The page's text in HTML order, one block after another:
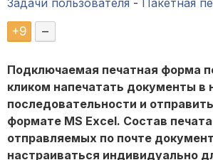
Задачи пользователя - Пакетная
+9 –
Подключаемая печатная форма
кликом напечатать документы в
последовательности и
формате MS Excel. Состав
отправляемых по почте
настраиваться индивидуально